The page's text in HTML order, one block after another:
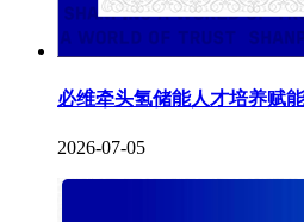
必维牵头氢储能人才培养赋
2026-07-05